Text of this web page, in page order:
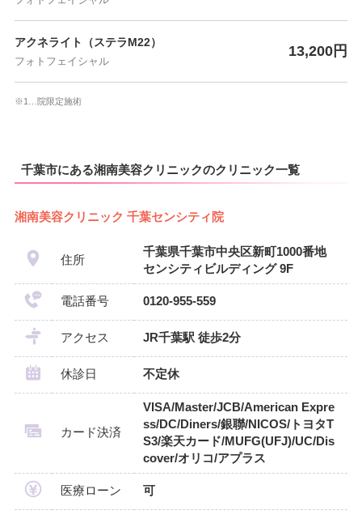
アクネライト（ステラM22）
フォトフェイシャル
13,200円
※1…院限定施術
千葉市にある湘南美容クリニックのクリニック一覧
湘南美容クリニック 千葉センシティ院
住所
千葉県千葉市中央区新町1000番地
センシティビルディング 9F
電話番号 0120-955-559
アクセス JR千葉駅 徒歩2分
休診日 不定休
カード決済
VISA/Master/JCB/American Expre
ss/DC/Diners/銀聯/NICOS/トヨタT
S3/楽天カード/MUFG(UFJ)/UC/Dis
cover/オリコ/アプラス
医療ローン 可